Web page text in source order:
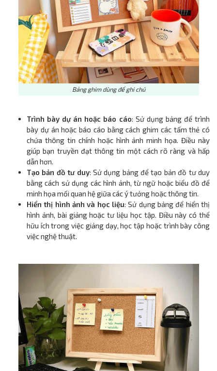
Bảng ghim dùng để ghi chú
Trình bày dự án hoặc báo cáo: Sử dụng bảng để trình
bày dự án hoặc báo cáo bằng cách ghim các tấm thẻ có
chứa thông tin chính hoặc hình ảnh minh họa. Điều này
giúp bạn truyền đạt thông tin một cách rõ ràng và hấp
dẫn hơn.
Tạo bản đồ tư duy: Sử dụng bảng để tạo bản đồ tư duy
bằng cách sử dụng các hình ảnh, từ ngữ hoặc biểu đồ để
minh họa mối quan hệ giữa các ý tưởng hoặc thông tin.
Hiển thị hình ảnh và học liệu: Sử dụng bảng để hiển thị
hình ảnh, bài giảng hoặc tư liệu học tập. Điều này có thể
hữu ích trong việc giảng dạy, học tập hoặc trình bày công
việc nghệ thuật.